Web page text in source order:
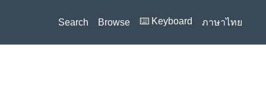
Search Browse ⌨️ Keyboard ภาษาไทย